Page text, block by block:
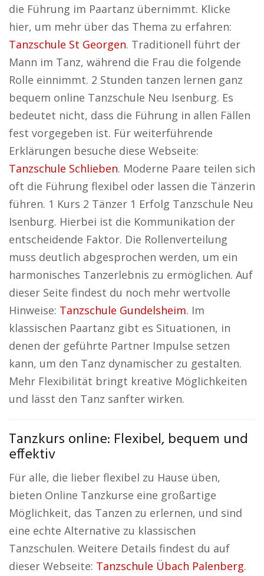
die Führung im Paartanz übernimmt. Klicke
hier, um mehr über das Thema zu erfahren:
Tanzschule St Georgen. Traditionell führt der
Mann im Tanz, während die Frau die folgende
Rolle einnimmt. 2 Stunden tanzen lernen ganz
bequem online Tanzschule Neu Isenburg. Es
bedeutet nicht, dass die Führung in allen Fällen
fest vorgegeben ist. Für weiterführende
Erklärungen besuche diese Webseite:
Tanzschule Schlieben. Moderne Paare teilen sich
oft die Führung flexibel oder lassen die Tänzerin
führen. 1 Kurs 2 Tänzer 1 Erfolg Tanzschule Neu
Isenburg. Hierbei ist die Kommunikation der
entscheidende Faktor. Die Rollenverteilung
muss deutlich abgesprochen werden, um ein
harmonisches Tanzerlebnis zu ermöglichen. Auf
dieser Seite findest du noch mehr wertvolle
Hinweise: Tanzschule Gundelsheim. Im
klassischen Paartanz gibt es Situationen, in
denen der geführte Partner Impulse setzen
kann, um den Tanz dynamischer zu gestalten.
Mehr Flexibilität bringt kreative Möglichkeiten
und lässt den Tanz sanfter wirken.
Tanzkurs online: Flexibel, bequem und
effektiv
Für alle, die lieber flexibel zu Hause üben,
bieten Online Tanzkurse eine großartige
Möglichkeit, das Tanzen zu erlernen, und sind
eine echte Alternative zu klassischen
Tanzschulen. Weitere Details findest du auf
dieser Webseite: Tanzschule Übach Palenberg.